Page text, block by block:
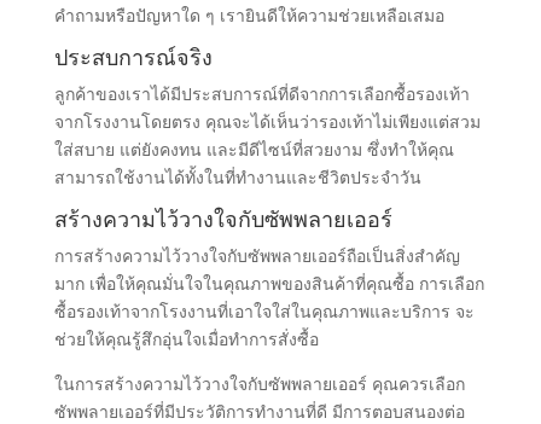
คำถามหรือปัญหาใด ๆ เรายินดีให้ความช่วยเหลือเสมอ
ประสบการณ์จริง
ลูกค้าของเราได้มีประสบการณ์ที่ดีจากการเลือกซื้อรองเท้า
จากโรงงานโดยตรง คุณจะได้เห็นว่ารองเท้าไม่เพียงแต่สวม
ใส่สบาย แต่ยังคงทน และมีดีไซน์ที่สวยงาม ซึ่งทำให้คุณ
สามารถใช้งานได้ทั้งในที่ทำงานและชีวิตประจำวัน
สร้างความไว้วางใจกับซัพพลายเออร์
การสร้างความไว้วางใจกับซัพพลายเออร์ถือเป็นสิ่งสำคัญ
มาก เพื่อให้คุณมั่นใจในคุณภาพของสินค้าที่คุณซื้อ การเลือก
ซื้อรองเท้าจากโรงงานที่เอาใจใส่ในคุณภาพและบริการ จะ
ช่วยให้คุณรู้สึกอุ่นใจเมื่อทำการสั่งซื้อ
ในการสร้างความไว้วางใจกับซัพพลายเออร์ คุณควรเลือก
ซัพพลายเออร์ที่มีประวัติการทำงานที่ดี มีการตอบสนองต่อ